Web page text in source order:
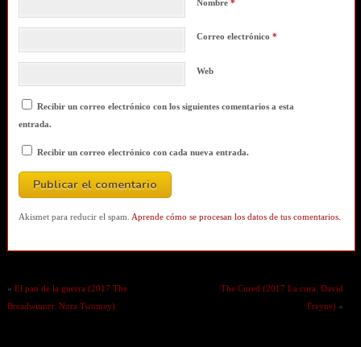
Nombre *
Correo electrónico *
Web
Recibir un correo electrónico con los siguientes comentarios a esta
entrada.
Recibir un correo electrónico con cada nueva entrada.
Akismet para reducir el spam. Aprende cómo se procesan los datos de tus comentarios.
« El pan de la guerra (2017 The
Breadwinner. Nora Twomey)
The Cured (2017 La cura. David
Freyne) »